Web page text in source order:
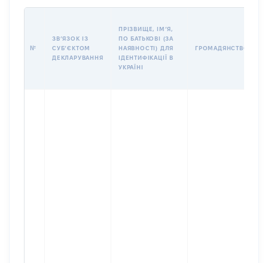
№
ЗВʼЯЗОК ІЗ
СУБʼЄКТОМ
ДЕКЛАРУВАННЯ
ПРІЗВИЩЕ, ІМʼЯ,
ПО БАТЬКОВІ (ЗА
НАЯВНОСТІ) ДЛЯ
ІДЕНТИФІКАЦІЇ В
УКРАЇНІ
ГРОМАДЯНСТВО